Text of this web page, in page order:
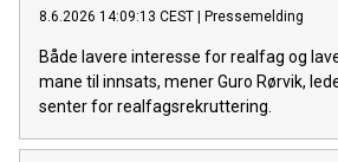
8.6.2026 14:09:13 CEST | Pressemelding
Både lavere interesse for realfag og
mane til innsats, mener Guro Rørvik,
senter for realfagsrekruttering.